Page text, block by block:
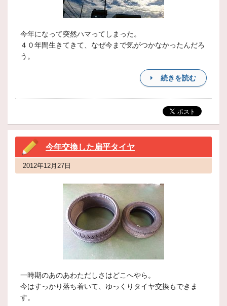
今年になって突然ハマってしまった。
４０年間生きてきて、なぜ今まで気がつかなかったんだろ
う。
続きを読む
今年交換した扁平タイヤ
2012年12月27日
一時期のあのあわただしさはどこへやら。
今はすっかり落ち着いて、ゆっくりタイヤ交換もできま
す。